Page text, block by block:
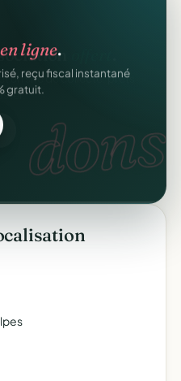
dons.
en ligne.
reçu fiscal instantané
gratuit.